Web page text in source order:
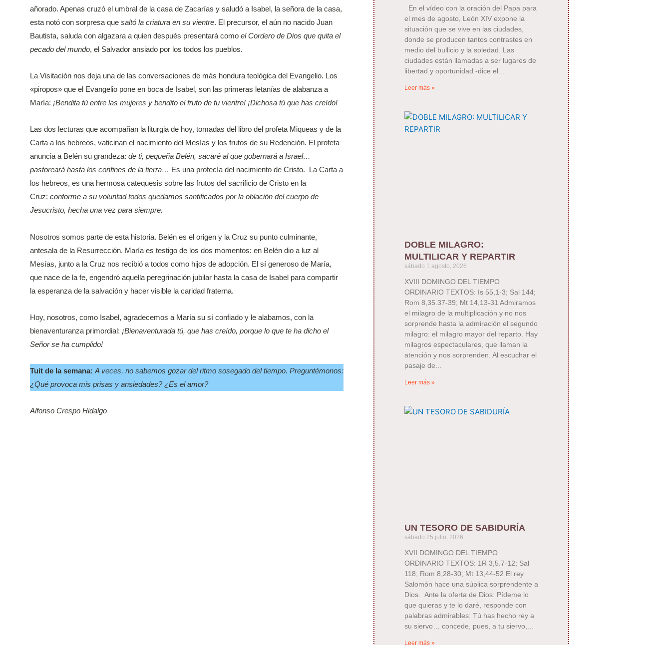
añorado. Apenas cruzó el umbral de la casa de Zacarías y saludó a Isabel, la señora de la casa,
esta notó con sorpresa que saltó la criatura en su vientre. El precursor, el aún no nacido Juan
Bautista, saluda con algazara a quien después presentará como el Cordero de Dios que quita el
pecado del mundo, el Salvador ansiado por los todos los pueblos.
La Visitación nos deja una de las conversaciones de más hondura teológica del Evangelio. Los
«piropos» que el Evangelio pone en boca de Isabel, son las primeras letanías de alabanza a
María: ¡Bendita tú entre las mujeres y bendito el fruto de tu vientre! ¡Dichosa tú que has creído!
Las dos lecturas que acompañan la liturgia de hoy, tomadas del libro del profeta Miqueas y de la
Carta a los hebreos, vaticinan el nacimiento del Mesías y los frutos de su Redención. El profeta
anuncia a Belén su grandeza: de ti, pequeña Belén, sacaré al que gobernará a Israel…
pastoreará hasta los confines de la tierra… Es una profecía del nacimiento de Cristo. La Carta a
los hebreos, es una hermosa catequesis sobre las frutos del sacrificio de Cristo en la
Cruz: conforme a su voluntad todos quedamos santificados por la oblación del cuerpo de
Jesucristo, hecha una vez para siempre.
Nosotros somos parte de esta historia. Belén es el origen y la Cruz su punto culminante,
antesala de la Resurrección. María es testigo de los dos momentos: en Belén dio a luz al
Mesías, junto a la Cruz nos recibió a todos como hijos de adopción. El sí generoso de María,
que nace de la fe, engendró aquella peregrinación jubilar hasta la casa de Isabel para compartir
la esperanza de la salvación y hacer visible la caridad fraterna.
Hoy, nosotros, como Isabel, agradecemos a María su sí confiado y le alabamos, con la
bienaventuranza primordial: ¡Bienaventurada tú, que has creído, porque lo que te ha dicho el
Señor se ha cumplido!
Tuit de la semana: A veces, no sabemos gozar del ritmo sosegado del tiempo. Preguntémonos:
¿Qué provoca mis prisas y ansiedades? ¿Es el amor?
Alfonso Crespo Hidalgo
En el vídeo con la oración del Papa para
el mes de agosto, León XIV expone la
situación que se vive en las ciudades,
donde se producen tantos contrastes en
medio del bullicio y la soledad. Las
ciudades están llamadas a ser lugares de
libertad y oportunidad -dice el
Leer más »
DOBLE MILAGRO:
MULTILICAR Y REPARTIR
sábado 1 agosto, 2026
XVIII DOMINGO DEL TIEMPO
ORDINARIO TEXTOS: Is 55,1-3; Sal 144;
Rom 8,35.37-39; Mt 14,13-31 Admiramos
el milagro de la multiplicación y no nos
sorprende hasta la admiración el segundo
milagro: el milagro mayor del reparto. Hay
milagros espectaculares, que llaman la
atención y nos sorprenden. Al escuchar el
pasaje de
Leer más »
UN TESORO DE SABIDURÍA
sábado 25 julio, 2026
XVII DOMINGO DEL TIEMPO
ORDINARIO TEXTOS: 1R 3,5.7-12; Sal
118; Rom 8,28-30; Mt 13,44-52 El rey
Salomón hace una súplica sorprendente a
Dios. Ante la oferta de Dios: Pídeme lo
que quieras y te lo daré, responde con
palabras admirables: Tú has hecho rey a
su siervo… concede, pues, a tu siervo,
Leer más »